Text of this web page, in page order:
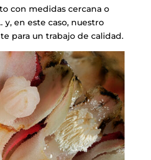
con medidas cercana o
en este caso, nuestro
para un trabajo de calidad.